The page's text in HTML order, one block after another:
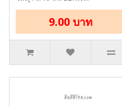
9.00 บาท